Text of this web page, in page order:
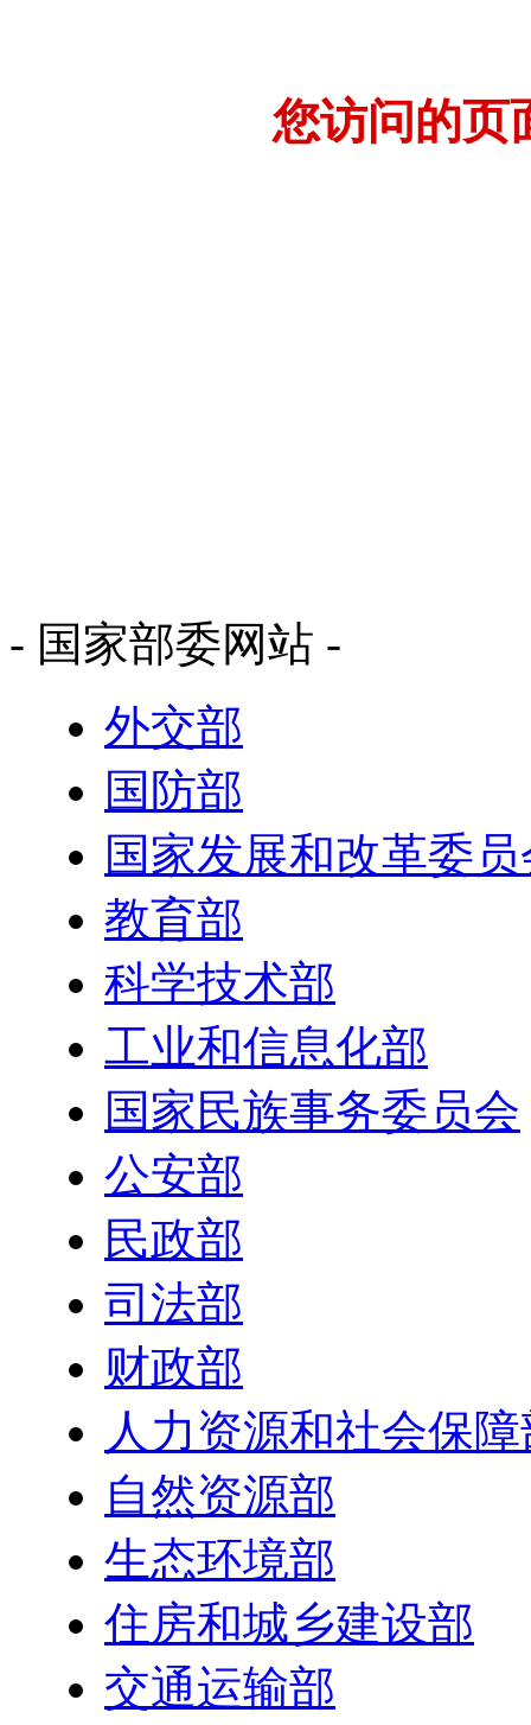
您访问的页
- 国家部委网站 -
外交部
国防部
国家发展和改革委
教育部
科学技术部
工业和信息化部
国家民族事务委员会
公安部
民政部
司法部
财政部
人力资源和社会保
自然资源部
生态环境部
住房和城乡建设部
交通运输部